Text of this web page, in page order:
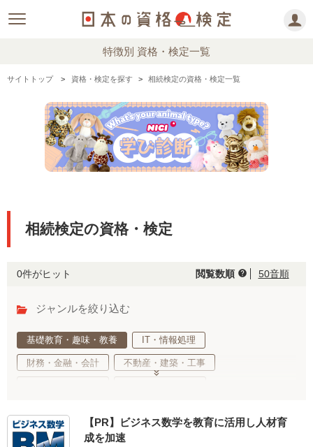
特徴別 資格・検定一覧
サイトトップ 資格・検定を探す 相続検定の資格・検定一覧
相続検定の資格・検定
0件がヒット 閲覧数順 help 50音順
ジャンルを絞り込む
基礎教育・趣味・教養 IT・情報処理
財務・金融・会計 不動産・建築・工事
工業・技術・技能 調理・衛生・飲食
【PR】ビジネス数学を教育に活用し人材育
成を加速